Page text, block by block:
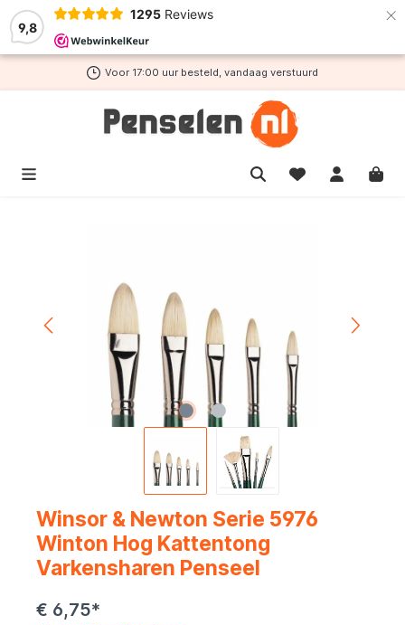
9,8
1295 Reviews ×
hoofdinhoud
Voor 17:00 uur besteld, vandaag verstuurd
Winsor & Newton Serie 5976
Winton Hog Kattentong
Varkensharen Penseel
€ 6,75*